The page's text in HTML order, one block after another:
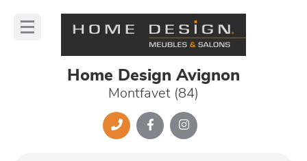
Home Design Avignon
Montfavet (84)